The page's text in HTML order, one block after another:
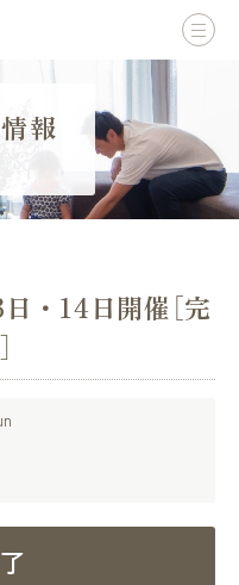
報
・14日開催［完